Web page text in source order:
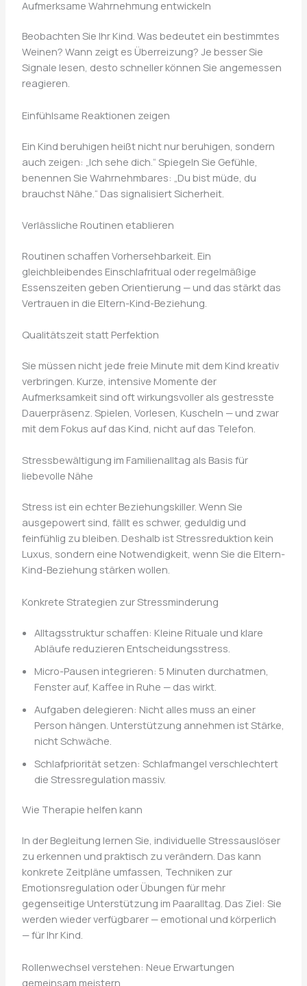
Aufmerksame Wahrnehmung entwickeln
Beobachten Sie Ihr Kind. Was bedeutet ein bestimmtes
Weinen? Wann zeigt es Überreizung? Je besser Sie
Signale lesen, desto schneller können Sie angemessen
reagieren.
Einfühlsame Reaktionen zeigen
Ein Kind beruhigen heißt nicht nur beruhigen, sondern
auch zeigen: „Ich sehe dich.“ Spiegeln Sie Gefühle,
benennen Sie Wahrnehmbares: „Du bist müde, du
brauchst Nähe.“ Das signalisiert Sicherheit.
Verlässliche Routinen etablieren
Routinen schaffen Vorhersehbarkeit. Ein
gleichbleibendes Einschlafritual oder regelmäßige
Essenszeiten geben Orientierung — und das stärkt das
Vertrauen in die Eltern-Kind-Beziehung.
Qualitätszeit statt Perfektion
Sie müssen nicht jede freie Minute mit dem Kind kreativ
verbringen. Kurze, intensive Momente der
Aufmerksamkeit sind oft wirkungsvoller als gestresste
Dauerpräsenz. Spielen, Vorlesen, Kuscheln — und zwar
mit dem Fokus auf das Kind, nicht auf das Telefon.
Stressbewältigung im Familienalltag als Basis für
liebevolle Nähe
Stress ist ein echter Beziehungskiller. Wenn Sie
ausgepowert sind, fällt es schwer, geduldig und
feinfühlig zu bleiben. Deshalb ist Stressreduktion kein
Luxus, sondern eine Notwendigkeit, wenn Sie die Eltern-
Kind-Beziehung stärken wollen.
Konkrete Strategien zur Stressminderung
Alltagsstruktur schaffen: Kleine Rituale und klare
Abläufe reduzieren Entscheidungsstress.
Micro-Pausen integrieren: 5 Minuten durchatmen,
Fenster auf, Kaffee in Ruhe — das wirkt.
Aufgaben delegieren: Nicht alles muss an einer
Person hängen. Unterstützung annehmen ist Stärke,
nicht Schwäche.
Schlafpriorität setzen: Schlafmangel verschlechtert
die Stressregulation massiv.
Wie Therapie helfen kann
In der Begleitung lernen Sie, individuelle Stressauslöser
zu erkennen und praktisch zu verändern. Das kann
konkrete Zeitpläne umfassen, Techniken zur
Emotionsregulation oder Übungen für mehr
gegenseitige Unterstützung im Paaralltag. Das Ziel: Sie
werden wieder verfügbarer — emotional und körperlich
— für Ihr Kind.
Rollenwechsel verstehen: Neue Erwartungen
gemeinsam meistern